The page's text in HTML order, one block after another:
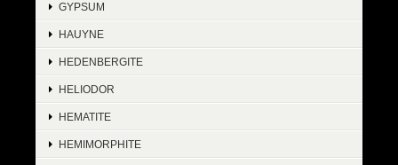
GYPSUM
HAUYNE
HEDENBERGITE
HELIODOR
HEMATITE
HEMIMORPHITE